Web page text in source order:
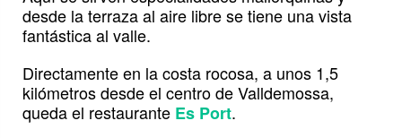
desde la terraza al aire libre se tiene una vista
fantástica al valle.
Directamente en la costa rocosa, a unos 1,5
kilómetros desde el centro de Valldemossa,
queda el restaurante Es Port.